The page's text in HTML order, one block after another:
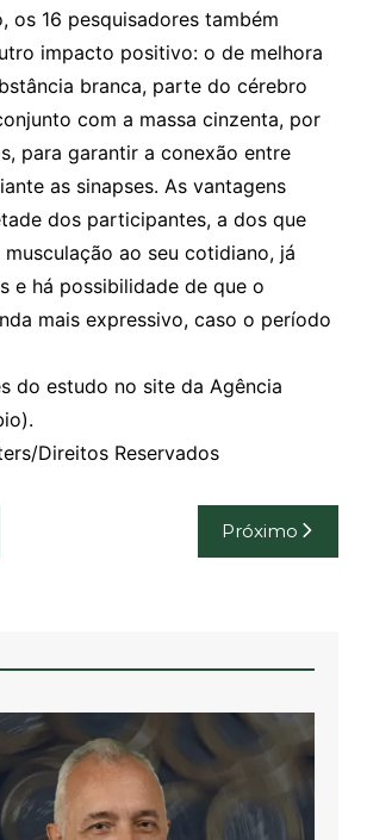
os 16 pesquisadores também
impacto positivo: o de melhora
branca, parte do cérebro
com a massa cinzenta, por
para garantir a conexão entre
as sinapses. As vantagens
dos participantes, a dos que
ao seu cotidiano, já
e há possibilidade de que o
mais expressivo, caso o período
do estudo no site da Agência
Direitos Reservados
Próximo